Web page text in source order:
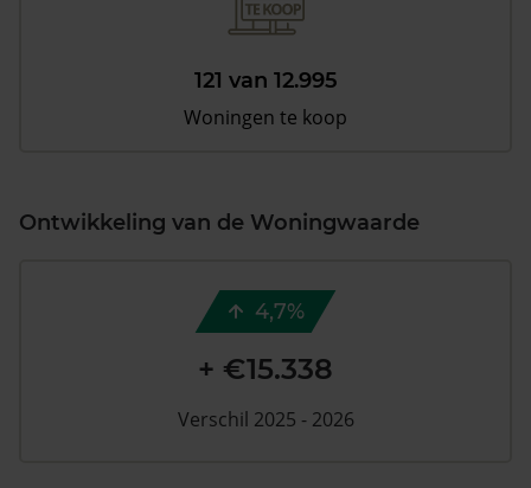
121 van 12.995
Woningen te koop
Ontwikkeling van de Woningwaarde
4,7%
+ €15.338
Verschil 2025 - 2026